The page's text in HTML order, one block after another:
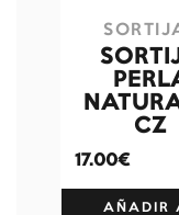
CZ
17.00€
AÑADIR